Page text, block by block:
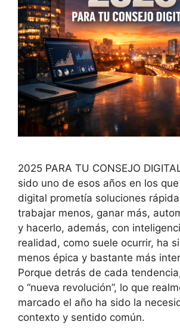
2025 PARA TU CONSEJO
sido uno de esos años en los
digital prometía soluciones
trabajar menos, ganar más,
y hacerlo, además, con
realidad, como suele ocurrir, ha
menos épica y bastante más
Porque detrás de cada
o “nueva revolución”, lo que
marcado el año ha sido la
contexto y sentido común.